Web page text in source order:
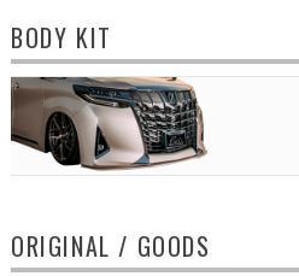
BODY KIT
ORIGINAL / GOODS